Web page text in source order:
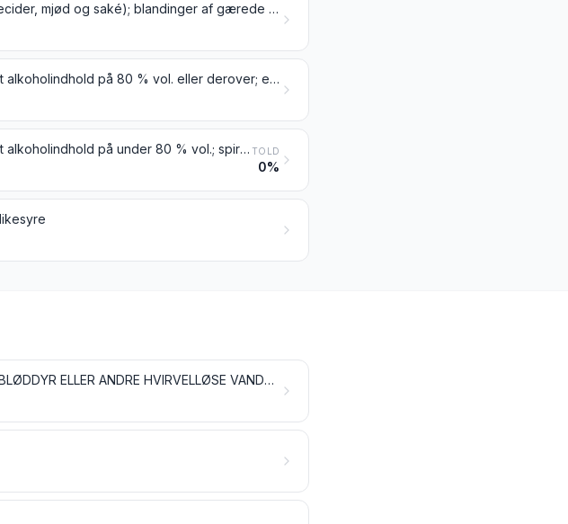
Andre gærede drikkevarer (fx æblecider, pærecider, mjød og saké); blandinger af gærede drikkevarer samt blandinger af gærede drikkevarer med ikke-alkoholholdige drikkevarer, ikke andetsteds tariferet
Ethanol (ethylalkohol), ikke denatureret, med et alkoholindhold på 80 % vol. eller derover; ethanol (ethylalkohol) og anden spiritus, denatureret, uanset alkoholindholdet
Ethanol (ethylalkohol), ikke denatureret, med et alkoholindhold på under 80 % vol.; spiritus, likør og andre spiritusholdige drikkevarer TOLD
0%
TILBEREDTE VARER AF KØD, FISK, KREBSDYR, BLØDDYR ELLER ANDRE HVIRVELLØSE VANDDYR ELLER INSEKTER